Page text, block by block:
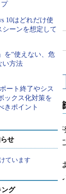
10のBSoDは
）エラーが
：BSoD）」を
に越したことは
あってカワイイ
（画面5
10はどれだけ使
シーンを想定して
を“使えない、危
い方法
ート終了やシス
ックス化対策を
きポイント
せ
ています
ング